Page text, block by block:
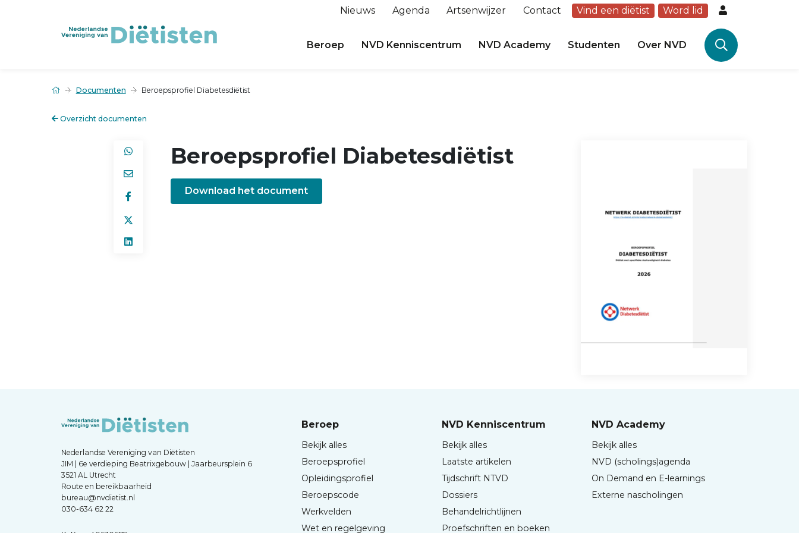
Nieuws Agenda Artsenwijzer Contact Vind een diëtist Word lid
Beroep NVD Kenniscentrum NVD Academy Studenten Over NVD
Documenten Beroepsprofiel Diabetesdiëtist
Overzicht documenten
Beroepsprofiel Diabetesdiëtist
Download het document
Nederlandse Vereniging van Diëtisten
JIM | 6e verdieping Beatrixgebouw | Jaarbeursplein 6
3521 AL Utrecht
Route en bereikbaarheid
bureau@nvdietist.nl
030-634 62 22
Beroep
Bekijk alles
Beroepsprofiel
Opleidingsprofiel
Beroepscode
Werkvelden
Wet en regelgeving
NVD Kenniscentrum
Bekijk alles
Laatste artikelen
Tijdschrift NTVD
Dossiers
Behandelrichtlijnen
Proefschriften en boeken
NVD Academy
Bekijk alles
NVD (scholings)agenda
On Demand en E-learnings
Externe nascholingen